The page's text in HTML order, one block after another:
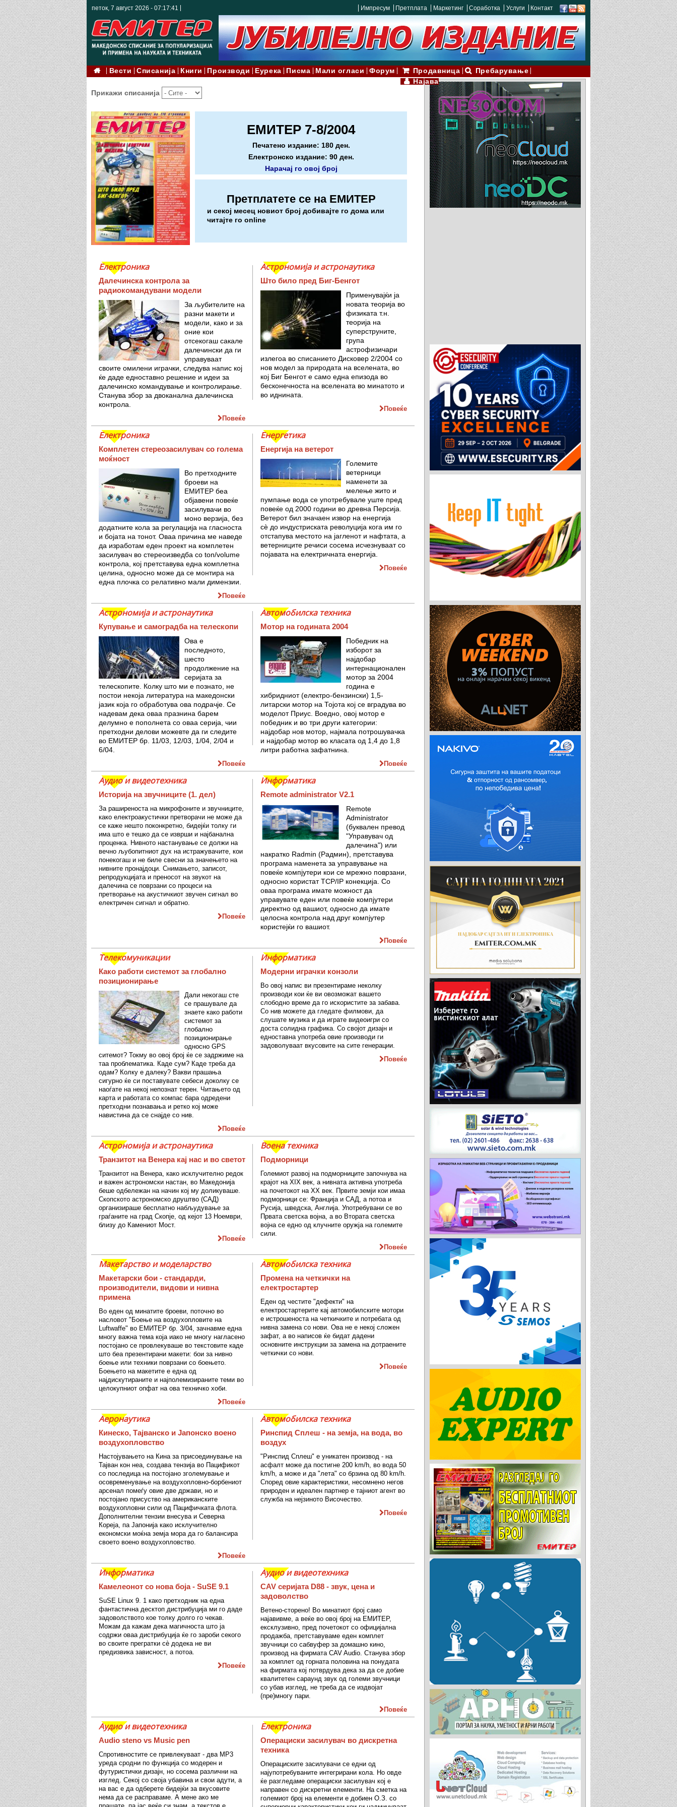
петок, 7 август 2026 - 07:17:42 Импресум Претплата Маркетинг Соработка Услуги Контакт
Вести Списанија Книги Производи Еурека Писма Мали огласи Форум Продавница
Пребарување
Најава
Прикажи списанија
ЕМИТЕР 7-8/2004
Печатено издание: 180 ден.
Електронско издание: 90 ден.
Нарачај го овој број
Претплатете се на ЕМИТЕР
и секој месец новиот број добивајте го дома или
читајте го online
Електроника
Далечинска контрола за
радиокомандувани модели
За љубителите на
разни макети и
модели, како и за
оние кои
отсекогаш сакале
далечински да ги
управуваат
своите омилени играчки, следува напис кој
ќе даде едноставно решение и идеи за
далечинско командување и контролирање.
Станува збор за двоканална далечинска
контрола.
Повеќе
Астрономија и астронаутика
Што било пред Биг-Бенгот
Применувајќи ја
новата теорија во
физиката т.н.
теорија на
суперструните,
група
астрофизичари
излегоа во списанието Дисковер 2/2004 со
нов модел за природата на вселената, во
кој Биг Бенгот е само една епизода во
бесконечноста на вселената во минатото и
во иднината.
Повеќе
Електроника
Комплетен стереозасилувач со голема
моќност
Во претходните
броеви на
ЕМИТЕР беа
објавени повеќе
засилувачи во
моно верзија, без
додатните кола за регулација на гласноста
и бојата на тонот. Оваа причина ме наведе
да изработам еден проект на комплетен
засилувач во стереоизведба со ton/volume
контрола, кој претставува една комплетна
целина, односно може да се монтира на
една плочка со релативно мали димензии.
Повеќе
Енергетика
Енергија на ветерот
Големите
ветерници
наменети за
мелење жито и
пумпање вода се употребувале уште пред
повеќе од 2000 години во древна Персија.
Ветерот бил значаен извор на енергија
сѐ до индустриската револуција кога им го
отстапува местото на јагленот и нафтата, а
ветерниците речиси сосема исчезнуваат со
појавата на електричната енергија.
Повеќе
Астрономија и астронаутика
Купување и самоградба на телескопи
Ова е
последното,
шесто
продолжение на
серијата за
телескопите. Колку што ми е познато, не
постои некоја литература на македонски
јазик која го обработува ова подрачје. Се
надевам дека оваа празнина барем
делумно е пополнета со оваа серија, чии
претходни делови можевте да ги следите
во ЕМИТЕР бр. 11/03, 12/03, 1/04, 2/04 и
6/04.
Повеќе
Автомобилска техника
Мотор на годината 2004
Победник на
изборот за
најдобар
интернационален
мотор за 2004
година е
хибридниот (електро-бензински) 1,5-
литарски мотор на Тојота кој се вградува во
моделот Приус. Воедно, овој мотор е
победник и во три други категории:
најдобар нов мотор, најмала потрошувачка
и најдобар мотор во класата од 1,4 до 1,8
литри работна зафатнина.
Повеќе
Аудио и видеотехника
Историја на звучниците (1. дел)
За раширеноста на микрофоните и звучниците,
како електроакустички претворачи не може да
се каже нешто поконкретно, бидејќи толку ги
има што е тешко да се изврши и најбанална
проценка. Нивното настанување се должи на
вечно љубопитниот дух на истражувачите, кои
понекогаш и не биле свесни за значењето на
нивните пронајдоци. Снимањето, записот,
репродукцијата и преносот на звукот на
далечина се поврзани со процеси на
претворање на акустичкиот звучен сигнал во
електричен сигнал и обратно.
Повеќе
Информатика
Remote administrator V2.1
Remote
Administrator
(буквален превод
"Управувач од
далечина") или
накратко Radmin (Радмин), претставува
програма наменета за управување на
повеќе компјутери кои се мрежно поврзани,
односно користат TCP/IP конекција. Со
оваа програма имате можност да
управувате еден или повеќе компјутери
директно од вашиот, односно да имате
целосна контрола над друг компјутер
користејќи го вашиот.
Повеќе
Телекомуникации
Како работи системот за глобално
позиционирање
Дали некогаш сте
се прашувале да
знаете како работи
системот за
глобално
позиционирање
односно GPS
ситемот? Токму во овој број ќе се задржиме на
таа проблематика. Каде сум? Каде треба да
одам? Колку е далеку? Вакви прашања
сигурно ќе си поставувате себеси доколку се
наоѓате на некој непознат терен. Читањето од
карта и работата со компас бара одредени
претходни познавања и ретко кој може
навистина да се снајде со нив.
Повеќе
Информатика
Модерни играчки конзоли
Во овој напис ви презентираме неколку
производи кои ќе ви овозможат вашето
слободно време да го искористите за забава.
Со нив можете да гледате филмови, да
слушате музика и да играте видеоигри со
доста солидна графика. Со својот дизајн и
едноставна употреба овие производи ги
задоволуваат вкусовите на сите генерации.
Повеќе
Астрономија и астронаутика
Транзитот на Венера кај нас и во светот
Транзитот на Венера, како исклучително редок
и важен астрономски настан, во Македонија
беше одбележан на начин кој му доликуваше.
Скопското астрономско друштво (САД)
организираше бесплатно набљудување за
граѓаните на град Скопје, од кејот 13 Ноември,
близу до Камениот Мост.
Повеќе
Воена техника
Подморници
Големиот развој на подморниците започнува на
крајот на XIX век, а нивната активна употреба
на почетокот на XX век. Првите земји кои имаа
подморници се: Франција и САД, а потоа и
Русија, шведска, Англија. Употребувани се во
Првата светска војна, а во Втората светска
војна се едно од клучните оружја на големите
сили.
Повеќе
Макетарство и моделарство
Макетарски бои - стандарди,
производители, видови и нивна
примена
Во еден од минатите броеви, поточно во
насловот "Боење на воздухопловите на
Luftwaffe" во ЕМИТЕР бр. 3/04, зачнавме една
многу важна тема која иако не многу нагласено
постојано се провлекуваше во текстовите каде
што беа презентирани макети: бои за нивно
боење или техники поврзани со боењето.
Боењето на макетите е една од
најдискутираните и најполемизираните теми во
целокупниот опфат на ова техничко хоби.
Повеќе
Автомобилска техника
Промена на четкички на
електростартер
Еден од честите "дефекти" на
електростартерите кај автомобилските мотори
е истрошеноста на четкичките и потребата од
нивна замена со нови. Ова не е некој сложен
зафат, а во написов ќе бидат дадени
основните инструкции за замена на дотраените
четкички со нови.
Повеќе
Аеронаутика
Кинеско, Тајванско и Јапонско воено
воздухопловство
Настојувањето на Кина за присоединување на
Тајван кон неа, создава тензија во Пацификот
со последица на постојано зголемување и
осовременување на воздухопловно-борбениот
арсенал помеѓу овие две држави, но и
постојано присуство на американските
воздухопловни сили од Пацифичката флота.
Дополнителни тензии внесува и Северна
Кореја, па Јапонија како исклучително
економски моќна земја мора да го балансира
своето воено воздухопловство.
Повеќе
Автомобилска техника
Ринспид Сплеш - на земја, на вода, во
воздух
"Ринспид Сплеш" е уникатен производ - на
асфалт може да постигне 200 km/h, во вода 50
km/h, а може и да "лета" со брзина од 80 km/h.
Според овие карактеристики, несомнено негов
природен и идеален партнер е тајниот агент во
служба на нејзиното Височество.
Повеќе
Информатика
Камелеонот со нова боја - SuSE 9.1
SuSE Linux 9. 1 како претходник на една
фантастична десктоп дистрибуција ми го даде
задоволството кое толку долго го чекав.
Можам да кажам дека магичноста што ја
содржи оваа дистрибуција ќе го зароби секого
во своите прегратки сè додека не ви
предизвика зависност, а потоа.
Повеќе
Аудио и видеотехника
CAV серијата D88 - звук, цена и
задоволство
Ветено-сторено! Во минатиот број само
најавивме, а веќе во овој број на ЕМИТЕР,
ексклузивно, пред почетокот со официјална
продажба, претставуваме еден комплет
звучници со сабвуфер за домашно кино,
производ на фирмата CAV Audio. Станува збор
за комплет од горната половина на понудата
на фирмата кој потврдува дека за да се добие
квалитетен сараунд звук од големи звучници
со убав изглед, не треба да се издвојат
(пре)многу пари.
Повеќе
Аудио и видеотехника
Audio steno vs Music pen
Спротивностите се привлекуваат - два MP3
уреда сродни по функција со модерен и
футуристички дизајн, но сосема различни на
изглед. Секој со своја убавина и свои адути, а
на вас е да одберете бидејќи за вкусовите
нема да се расправаме. А мене ако ме
Електроника
Операциски засилувач во дискретна
техника
Операциските засилувачи се едни од
најупотребуваните интегрирани кола. Но овде
ќе разгледаме операциски засилувач кој е
направен со дискретни елементи. На сметка на
големиот број на елементи е добиен О.З. со